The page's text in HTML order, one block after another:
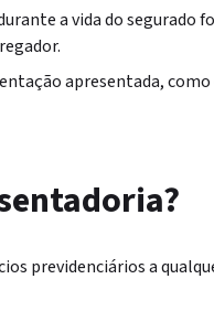
a vida do segurado
apresentada,
previdenciários a